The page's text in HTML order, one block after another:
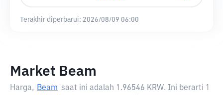
Terakhir diperbarui: 2026/08/09 06:00
Market Beam
Harga, Beam saat ini adalah 1.96546 KRW. Ini berarti 1